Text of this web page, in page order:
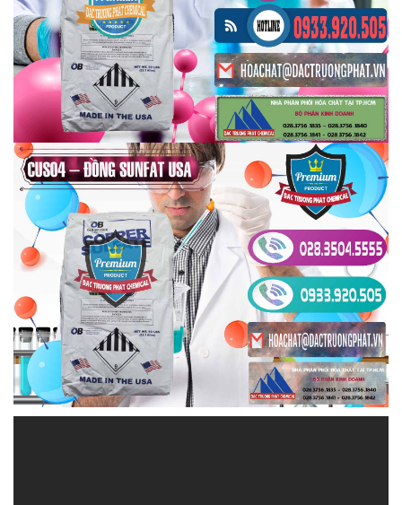
HOACHATXULYNUOC.COM | Công ty thương